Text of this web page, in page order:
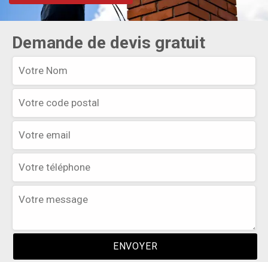
Demande de devis gratuit